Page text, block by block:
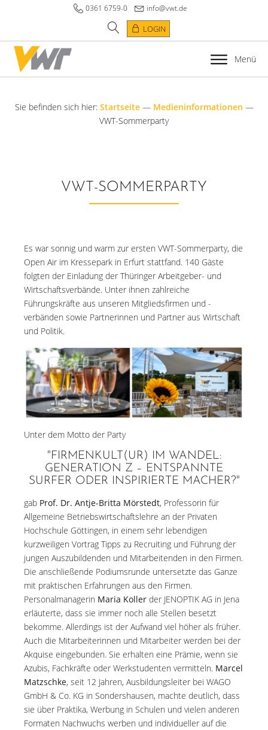
0361 6759-0 info@vwt.de
LOGIN
Menü
Sie befinden sich hier: Startseite— Medieninformationen —
VWT-Sommerparty
VWT-SOMMERPARTY
Es war sonnig und warm zur ersten VWT-Sommerparty, die
Open Air im Kressepark in Erfurt stattfand. 140 Gäste
folgten der Einladung der Thüringer Arbeitgeber- und
Wirtschaftsverbände. Unter ihnen zahlreiche
Führungskräfte aus unseren Mitgliedsfirmen und -
verbänden sowie Partnerinnen und Partner aus Wirtschaft
und Politik.
Unter dem Motto der Party
"FIRMENKULT(UR) IM WANDEL:
GENERATION Z – ENTSPANNTE
SURFER ODER INSPIRIERTE MACHER?"
gab Prof. Dr. Antje-Britta Mörstedt, Professorin für
Allgemeine Betriebswirtschaftslehre an der Privaten
Hochschule Göttingen, in einem sehr lebendigen
kurzweiligen Vortrag Tipps zu Recruiting und Führung der
jungen Auszubildenden und Mitarbeitenden in den Firmen.
Die anschließende Podiumsrunde untersetzte das Ganze
mit praktischen Erfahrungen aus den Firmen.
Personalmanagerin Maria Koller der JENOPTIK AG in Jena
erläuterte, dass sie immer noch alle Stellen besetzt
bekomme. Allerdings ist der Aufwand viel höher als früher.
Auch die Mitarbeiterinnen und Mitarbeiter werden bei der
Akquise eingebunden. Sie erhalten eine Prämie, wenn sie
Azubis, Fachkräfte oder Werkstudenten vermitteln. Marcel
Matzschke, seit 12 Jahren, Ausbildungsleiter bei WAGO
GmbH & Co. KG in Sondershausen, machte deutlich, dass
sie über Praktika, Werbung in Schulen und vielen anderen
Formaten Nachwuchs werben und individueller auf die